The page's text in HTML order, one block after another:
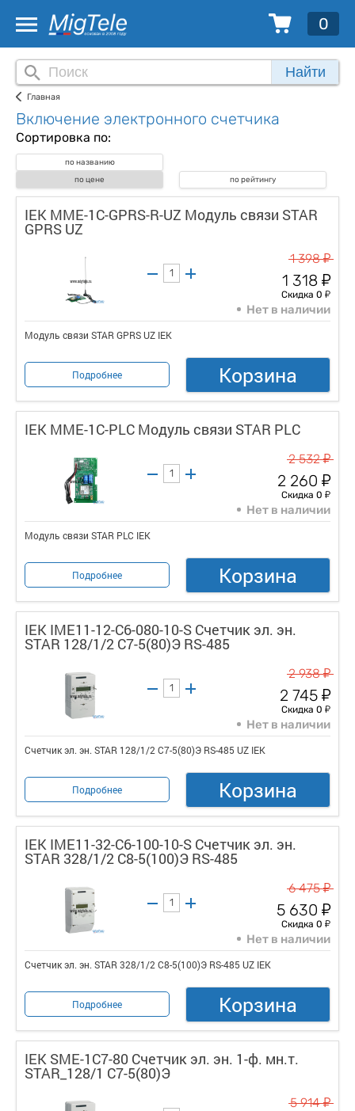
0
Найти
Главная
Включение электронного счетчика
Сортировка по:
по названию
по цене
по рейтингу
IEK MME-1C-GPRS-R-UZ Модуль связи STAR
GPRS UZ
1 398у
1 318 у
Скидка 0 у
Нет в наличии
Модуль связи STAR GPRS UZ IEK
Подробнее Корзина
IEK MME-1C-PLC Модуль связи STAR PLC
2 532у
2 260 у
Скидка 0 у
Нет в наличии
Модуль связи STAR PLC IEK
Подробнее Корзина
IEK IME11-12-C6-080-10-S Счетчик эл. эн.
STAR 128/1/2 С7-5(80)Э RS-485
2 938у
2 745 у
Скидка 0 у
Нет в наличии
Счетчик эл. эн. STAR 128/1/2 С7-5(80)Э RS-485 UZ IEK
Подробнее Корзина
IEK IME11-32-C6-100-10-S Счетчик эл. эн.
STAR 328/1/2 С8-5(100)Э RS-485
6 475у
5 630 у
Скидка 0 у
Нет в наличии
Счетчик эл. эн. STAR 328/1/2 С8-5(100)Э RS-485 UZ IEK
Подробнее Корзина
IEK SME-1C7-80 Счетчик эл. эн. 1-ф. мн.т.
STAR_128/1 С7-5(80)Э
5 914у